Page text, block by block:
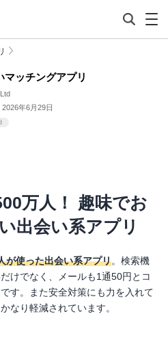
マッチングアプリ
2026年6月29日
万人！ 趣味でお
出会い系アプリ
が使った出会い系アプリ。検索機
けでなく、メールも1通50円とコ
す。また安全対策にも力を入れて
なり軽減されています。